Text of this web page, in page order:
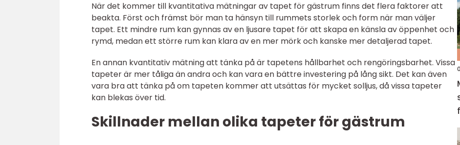
När det kommer till kvantitativa mätningar av tapet för gästrum finns det flera faktorer att
beakta. Först och främst bör man ta hänsyn till rummets storlek och form när man väljer
tapet. Ett mindre rum kan gynnas av en ljusare tapet för att skapa en känsla av öppenhet och
rymd, medan ett större rum kan klara av en mer mörk och kanske mer detaljerad tapet.
En annan kvantitativ mätning att tänka på är tapetens hållbarhet och rengöringsbarhet. Vissa
tapeter är mer tåliga än andra och kan vara en bättre investering på lång sikt. Det kan även
vara bra att tänka på om tapeten kommer att utsättas för mycket solljus, då vissa tapeter
kan blekas över tid.
Skillnader mellan olika tapeter för gästrum